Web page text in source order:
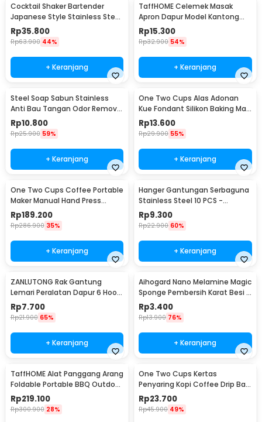
Cocktail Shaker Bartender
Japanese Style Stainless Steel
200ml
Rp35.800
Rp63.900 44%
+ Keranjang
TaffHOME Celemek Masak
Apron Dapur Model Kantong
Pola Spatula - JJ41
Rp15.300
Rp32.900 54%
+ Keranjang
Steel Soap Sabun Stainless
Anti Bau Tangan Odor Remove
- HW071
Rp10.800
Rp25.900 59%
+ Keranjang
One Two Cups Alas Adonan
Kue Fondant Silikon Baking Mat
Anti Slip - JJ3873
Rp13.600
Rp29.900 55%
+ Keranjang
One Two Cups Coffee Portable
Maker Manual Hand Press
Espresso 300ml - T35066
Rp189.200
Rp286.900 35%
+ Keranjang
Hanger Gantungan Serbaguna
Stainless Steel 10 PCS -
M127105
Rp9.300
Rp22.900 60%
+ Keranjang
ZANLUTONG Rak Gantung
Lemari Peralatan Dapur 6 Hook
Besi - 2137
Rp7.700
Rp21.900 65%
+ Keranjang
Aihogard Nano Melamine Magic
Sponge Pembersih Karat Besi -
CW62
Rp3.400
Rp13.900 76%
+ Keranjang
TaffHOME Alat Panggang Arang
Foldable Portable BBQ Outdoor
Grill Stove - HWSK77
Rp219.100
Rp300.900 28%
One Two Cups Kertas
Penyaring Kopi Coffee Drip Bag
Paper Filter 50PCS - T111
Rp23.700
Rp45.900 49%